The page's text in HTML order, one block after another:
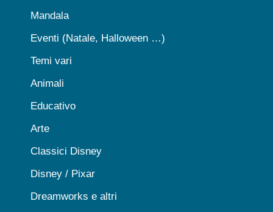
Mandala
Eventi (Natale, Halloween …)
Temi vari
Animali
Educativo
Arte
Classici Disney
Disney / Pixar
Dreamworks e altri